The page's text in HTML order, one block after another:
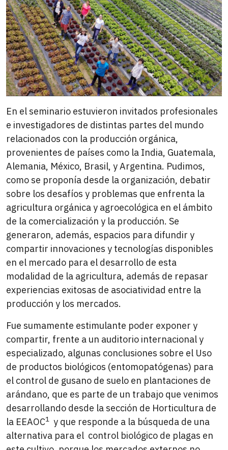
En el seminario estuvieron invitados profesionales
e investigadores de distintas partes del mundo
relacionados con la producción orgánica,
provenientes de países como la India, Guatemala,
Alemania, México, Brasil, y Argentina. Pudimos,
como se proponía desde la organización, debatir
sobre los desafíos y problemas que enfrenta la
agricultura orgánica y agroecológica en el ámbito
de la comercialización y la producción. Se
generaron, además, espacios para difundir y
compartir innovaciones y tecnologías disponibles
en el mercado para el desarrollo de esta
modalidad de la agricultura, además de repasar
experiencias exitosas de asociatividad entre la
producción y los mercados.
Fue sumamente estimulante poder exponer y
compartir, frente a un auditorio internacional y
especializado, algunas conclusiones sobre el Uso
de productos biológicos (entomopatógenas) para
el control de gusano de suelo en plantaciones de
arándano, que es parte de un trabajo que venimos
desarrollando desde la sección de Horticultura de
la EEAOC1 y que responde a la búsqueda de una
alternativa para el control biológico de plagas en